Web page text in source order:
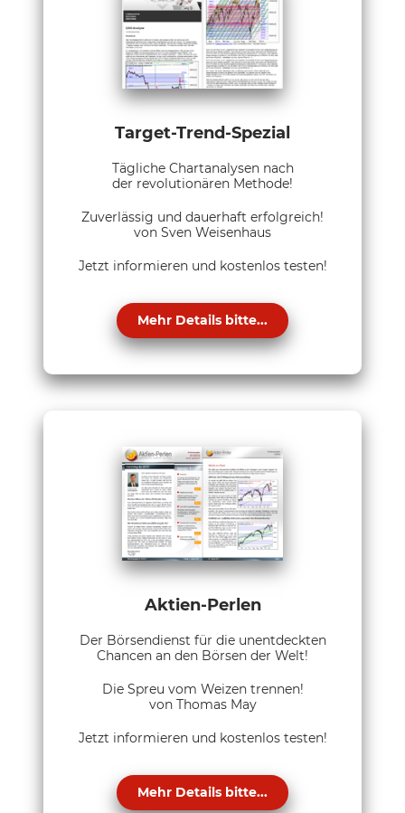
Target-Trend-Spezial
Tägliche Chartanalysen nach
der revolutionären Methode!
Zuverlässig und dauerhaft erfolgreich!
von Sven Weisenhaus
Jetzt informieren und kostenlos testen!
Mehr Details bitte...
Aktien-Perlen
Der Börsendienst für die unentdeckten
Chancen an den Börsen der Welt!
Die Spreu vom Weizen trennen!
von Thomas May
Jetzt informieren und kostenlos testen!
Mehr Details bitte...